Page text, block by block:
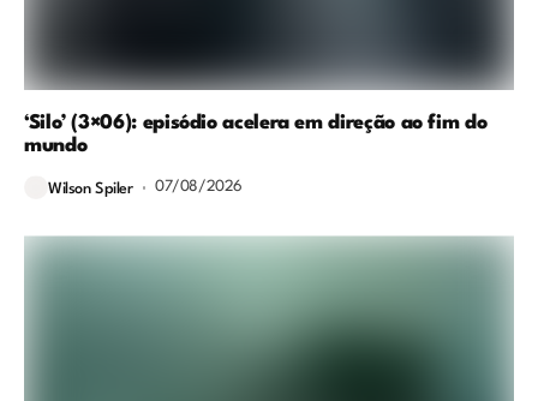
‘Silo’ (3×06): episódio acelera em direção ao fim do
mundo
Wilson Spiler 07/08/2026